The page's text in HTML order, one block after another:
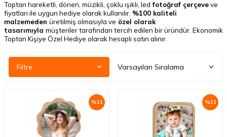
Toptan hareketli, dönen, müzikli, çoklu ışıklı, led fotoğraf çerçeveve
fiyatları ile uygun hediye olarak kullanılır. %100 kaliteli
malzemeden üretilmiş olmasıyla ve özel olarak
tasarımıyla müşteriler tarafından tercih edilen bir üründür. Ekonomik
Toptan Kişiye Özel Hediye olarak hesaplı satın alınır.
Filtre
%11 %11